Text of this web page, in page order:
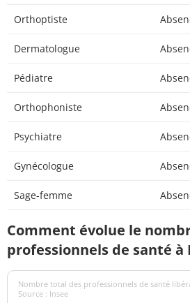
Orthoptiste
Dermatologue
Pédiatre
Orthophoniste
Psychiatre
Gynécologue
Sage-femme
Comment évolue le
professionnels de santé à
Nombre total des professionnels de santé
Source : Insee